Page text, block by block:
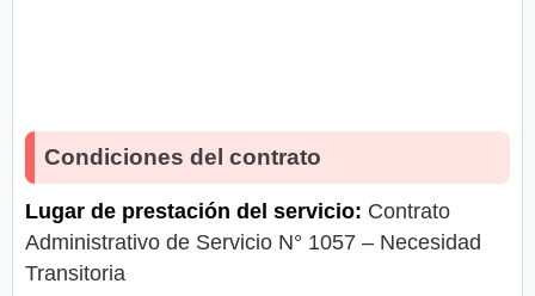
Condiciones del contrato
Lugar de prestación del servicio: Contrato
Administrativo de Servicio N° 1057 – Necesidad
Transitoria